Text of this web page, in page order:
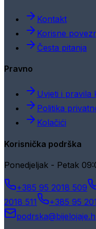
Kontakt
Korisne
Česta pitanja
Pravno
Uvjeti i pravila
Politika
Kolačići
Korisnička podrška
Ponedjeljak - Petak
+385 95 2018 509
2018 511
+385 95